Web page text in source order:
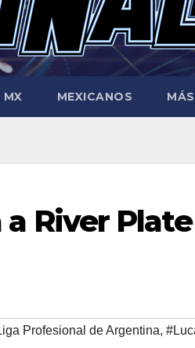
MX MEXICANOS MÁS
River
Profesional de Argentina,